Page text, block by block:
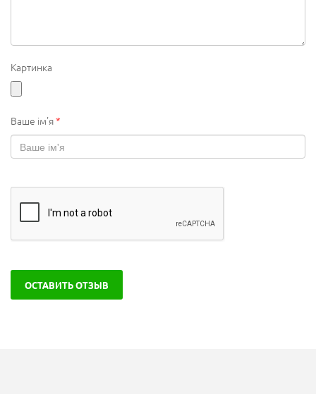
Картинка
Ваше ім'я*
ОСТАВИТЬ ОТЗЫВ